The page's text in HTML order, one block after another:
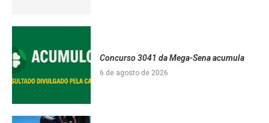
Concurso 3041 da Mega-Sena acumula
6 de agosto de 2026